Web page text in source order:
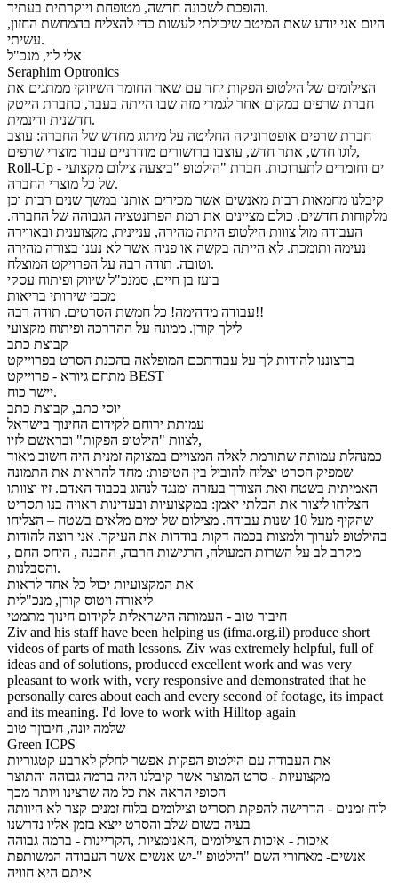
והופכת לשכונה חדשה, מטופחת ויוקרתית בעתיד.
היום אני יודע שאת המיטב שיכולתי לעשות כדי להצליח בהמחשת החזון,
עשיתי.
אלי לוי, מנכ"ל
Seraphim Optronics
הצילומים של הילטופ הפקות יחד עם שאר החומר השיווקי ממתגים את
חברת שרפים במקום אחר לגמרי מזה שבו הייתה בעבר, כחברת הייטק
חדשנית ודינמית.
חברת שרפים אופטרוניקה החליטה על מיתוג מחדש של החברה: עוצב
לוגו חדש, אתר חדש, עוצבו ברושורים מודרניים עבור מוצרי שרפים,
Roll-Up - ים וחומרים לתערוכות. חברת "הילטופ "ביצעה צילום מקצועי
של כל מוצרי החברה.
קיבלנו מחמאות רבות מאנשים אשר מכירים אותנו במשך שנים רבות וכן
מלקוחות חדשים. כולם מציינים את רמת הפרזנטציה הגבוהה של החברה.
העבודה מול צווות הילטופ היתה מהירה, עניינית, מקצוענית ובאווירה
נעימה ותומכת. לא הייתה בקשה או פניה אשר לא נענו בצורה מהירה
וטובה. תודה רבה על הפרויקט המוצלח.
בועז בן חיים, סמנכ"ל שיווק ופיתוח עסקי
מכבי שירותי בריאות
עבודה מדהימה! כל חמשת הסרטים. תודה רבה!!
לילך קורן. ממונה על ההדרכה ופיתוח מקצועי
קבוצת כתב
ברצוננו להודות לך על עבודתכם המופלאה בהכנת הסרט בפרוייקט
מתחם גיורא - פרוייקט BEST
יישר כוח.
יוסי כתב, קבוצת כתב
עמותת ירוחם לקידום החינוך בישראל
לצוות "הילטופ הפקות" ובראשם לזיו,
כמנהלת עמותה שתורמת לאלה המצויים במצוקה זמנית היה חשוב מאוד
שמפיק הסרט יצליח להוביל בין הטיפות: מחד להראות את התמונה
האמיתית בשטח ואת הצורך בעזרה ומנגד לנהוג בכבוד האדם. זיו וצוותו
הצליחו ליצור את הבלתי יאמן: במקצועיות ובעדינות ראויה בנו תסריט
שהקיף מעל 10 שנות עבודה. מצילום של ימים מלאים בשטח – הצליחו
בהילטופ לערוך ולמצות בכמה דקות בודדות את העיקר. אני רוצה להודות
מקרב לב על השרות המעולה, הרגישות הרבה, ההבנה , היחס החם ,
והסבלנות.
את המקצועיות יכול כל אחד לראות
ליאורה ויטוס קורן, מנכ"לית
חיבור טוב - העמותה הישראלית לקידום חינוך מתמטי
Ziv and his staff have been helping us (ifma.org.il) produce short
videos of parts of math lessons. Ziv was extremely helpful, full of
ideas and of solutions, produced excellent work and was very
pleasant to work with, very responsive and demonstrated that he
personally cares about each and every second of footage, its impact
and its meaning. I'd love to work with Hilltop again
שלמה יונה, חיבוןר טוב
Green ICPS
את העבודה עם הילטופ הפקות אפשר לחלק לארבע קטגוריות
מקצועיות - סרט המוצר אשר קיבלנו היה ברמה גבוהה והתוצר
הסופי הראה את כל מה שרצינו ויותר מכך
לוח זמנים - הדרישה להפקת תסריט וצילומים בלוח זמנים קצר לא היוותה
בעיה בשום שלב והסרט ייצא בזמן אליו נדרשנו
איכות - איכות הצילומים ,האנימציות ,הקריינות - ברמה גבוהה
אנשים- מאחורי השם "הילטופ "-יש אנשים אשר העבודה המשותפת
איתם היא חוויה